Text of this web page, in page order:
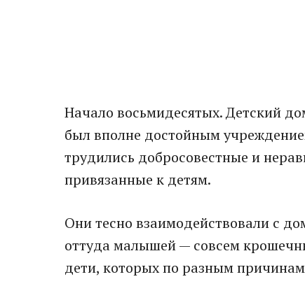
Начало восьмидесятых. Детский
был вполне достойным
трудились добросовестные и
привязанные к детям.
Они тесно взаимодействовали с
оттуда малышей — совсем
дети, которых по разным